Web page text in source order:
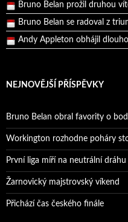
Bruno Belan se radoval z
Andy Appleton obhájil
Reprezentační dvojice brala
NEJNOVĚJŠÍ PŘÍSPĚVKY
Bruno Belan obral favority o
Workington rozhodne poháry
První liga míří na neutrální dráhu
Žarnovický majstrovský víkend
Přichází čas českého finále